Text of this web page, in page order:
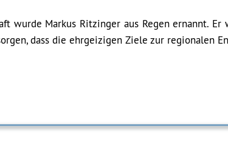
wurde Markus Ritzinger aus Regen ernannt. Er
dass die ehrgeizigen Ziele zur regionalen